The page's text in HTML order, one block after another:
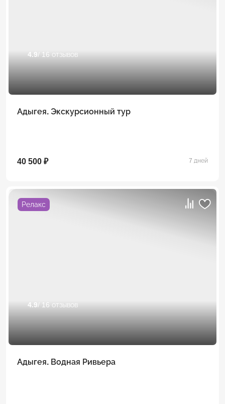
4.9 / 16 отзывов
Адыгея. Экскурсионный тур
40 500 ₽ 7 дней
Релакс
4.9 / 16 отзывов
Адыгея. Водная Ривьера